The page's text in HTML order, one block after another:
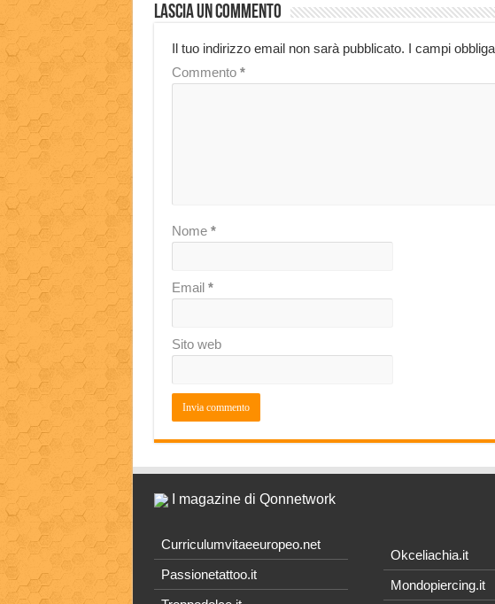
Lascia un commento
Il tuo indirizzo email non sarà pubblicato. I campi
Commento *
Nome *
Email *
Sito web
I magazine di Qonnetwork
Curriculumvitaeeuropeo.net
Passionetattoo.it
Okceliachia.it
Mondopiercing.it